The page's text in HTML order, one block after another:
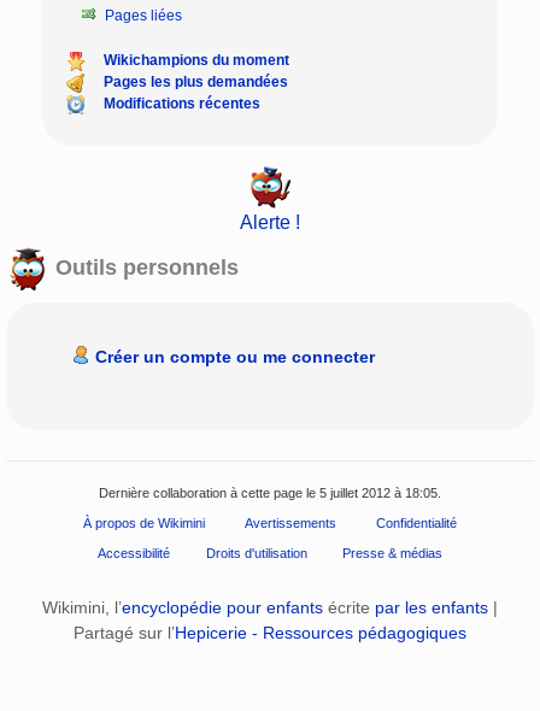
Pages liées
Wikichampions du moment
Pages les plus demandées
Modifications récentes
Alerte !
Outils personnels
Créer un compte ou me connecter
Dernière collaboration à cette page le 5 juillet 2012 à 18:05.
À propos de Wikimini Avertissements Confidentialité
Accessibilité Droits d'utilisation Presse & médias
Wikimini, l’encyclopédie pour enfants écrite par les enfants |
Partagé sur l’Hepicerie - Ressources pédagogiques